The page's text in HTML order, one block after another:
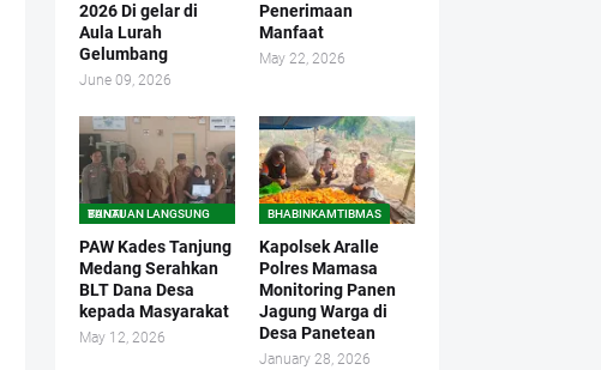
2026 Di gelar di
Aula Lurah
Gelumbang
June 09, 2026
Penerimaan
Manfaat
May 22, 2026
BANTUAN LANGSUNG TUNAI
PAW Kades Tanjung
Medang Serahkan
BLT Dana Desa
kepada Masyarakat
May 12, 2026
BHABINKAMTIBMAS
Kapolsek Aralle
Polres Mamasa
Monitoring Panen
Jagung Warga di
Desa Panetean
January 28, 2026